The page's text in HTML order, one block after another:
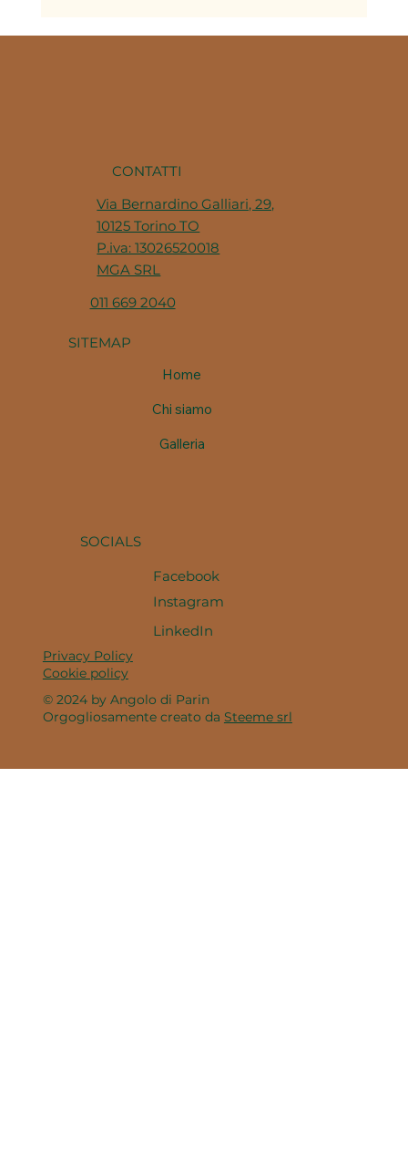
CONTATTI
Via Bernardino Galliari, 29,
10125 Torino TO
P.iva: 13026520018
MGA SRL
011 669 2040
SITEMAP
Home
Chi siamo
Galleria
SOCIALS
Facebook
Instagram
LinkedIn
Privacy Policy
Cookie policy
© 2024 by Angolo di Parin
Orgogliosamente creato da Steeme srl